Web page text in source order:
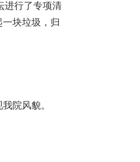
进行了专项清
块垃圾，归
院风貌。